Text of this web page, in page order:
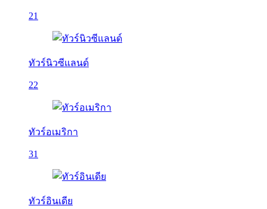
21
ทัวร์นิวซีแลนด์
22
ทัวร์อเมริกา
31
ทัวร์อินเดีย